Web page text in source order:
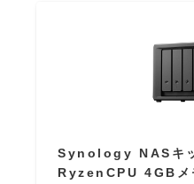
Synology NASキ
RyzenCPU 4GBメ